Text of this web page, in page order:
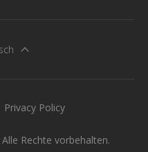
Rechte vorbehalten.
Privacy Policy